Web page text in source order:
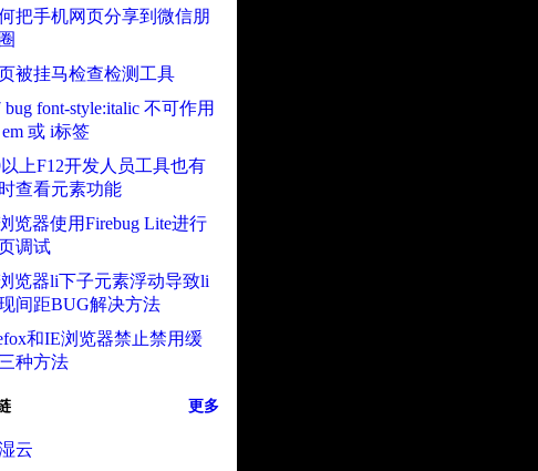
把手机网页分享到微信朋
被挂马检查检测工具
bug font-style:italic 不可作用
或 i标签
上F12开发人员工具也有
查看元素功能
览器使用Firebug Lite进行
调试
览器li下子元素浮动导致li
间距BUG解决方法
和IE浏览器禁止禁用缓
种方法
更多
云